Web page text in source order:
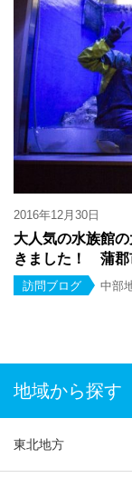
2016年12月30日
大人気の水族館
きました！ 蒲郡
訪問ブログ 中部
地域から探す
東北地方